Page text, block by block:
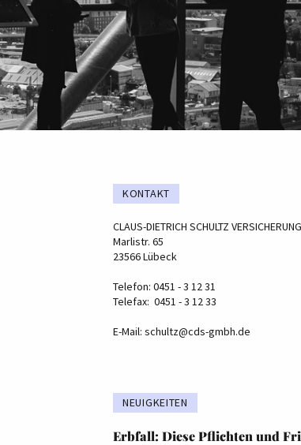
KONTAKT
CLAUS-DIETRICH SCHULTZ
Marlistr. 65
23566 Lübeck
Telefon: 0451 - 3 12 31
Telefax: 0451 - 3 12 33
E-Mail: schultz@cds-gmbh.de
NEUIGKEITEN
Erbfall: Diese Pflichten und